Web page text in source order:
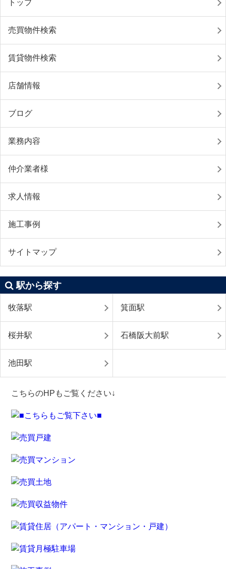
トップ
売買物件検索
賃貸物件検索
店舗情報
ブログ
業務内容
仲介業者様
求人情報
施工事例
サイトマップ
駅から探す
牧落駅 箕面駅
桜井駅 石橋阪大前駅
池田駅
こちらのHPもご覧ください↓